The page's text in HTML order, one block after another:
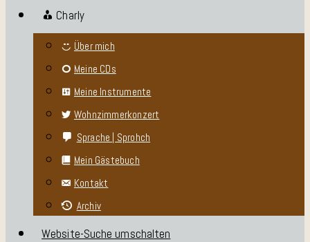
Charly
Über mich
Meine CDs
Meine Instrumente
Wohnzimmerkonzert
Sprache | Sprohch
Mein Gästebuch
Kontakt
Archiv
Website-Suche umschalten